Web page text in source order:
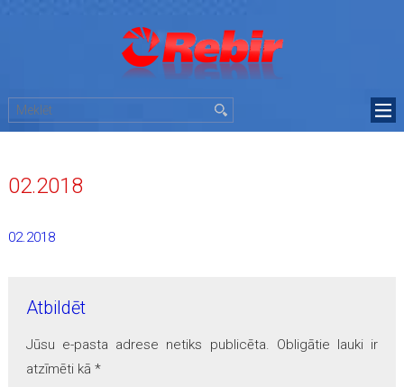
02.2018
02.2018
Atbildēt
Jūsu e-pasta adrese netiks publicēta. Obligātie lauki ir
atzīmēti kā *